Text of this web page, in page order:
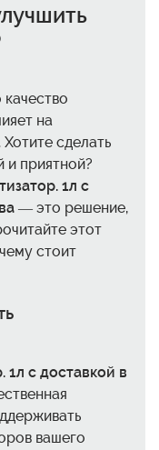
качество
на
сделать
и приятной?
1л с
— это решение,
этот
стоит
с доставкой в
вашего